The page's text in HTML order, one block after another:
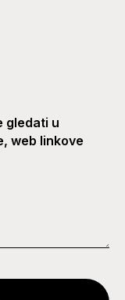
gledati u
web linkove